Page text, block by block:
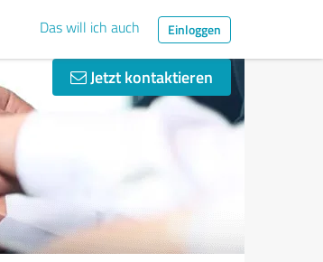
Das will ich auch Einloggen
Jetzt kontaktieren